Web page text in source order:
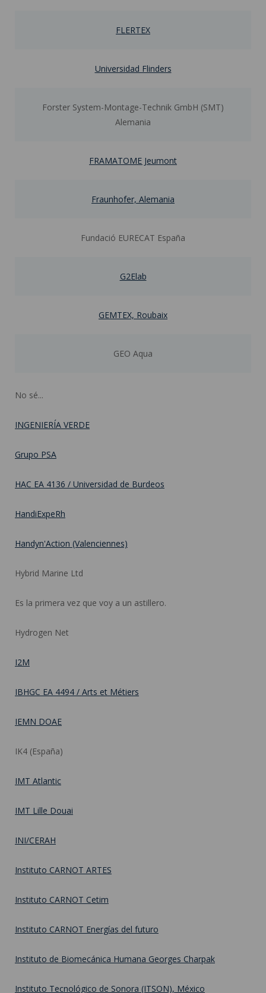
FLERTEX
Universidad Flinders
Forster System-Montage-Technik GmbH (SMT)
Alemania
FRAMATOME Jeumont
Fraunhofer, Alemania
Fundació EURECAT España
G2Elab
GEMTEX, Roubaix
GEO Aqua
No sé...
INGENIERÍA VERDE
Grupo PSA
HAC EA 4136 / Universidad de Burdeos
HandiExpeRh
Handyn'Action (Valenciennes)
Hybrid Marine Ltd
Es la primera vez que voy a un astillero.
Hydrogen Net
I2M
IBHGC EA 4494 / Arts et Métiers
IEMN DOAE
IK4 (España)
IMT Atlantic
IMT Lille Douai
INI/CERAH
Instituto CARNOT ARTES
Instituto CARNOT Cetim
Instituto CARNOT Energías del futuro
Instituto de Biomecánica Humana Georges Charpak
Instituto Tecnológico de Sonora (ITSON), México